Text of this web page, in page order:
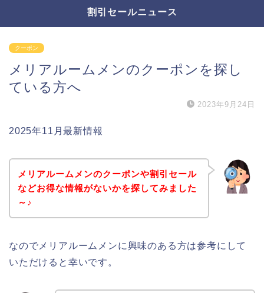
割引セールニュース
クーポン
メリアルームメンのクーポンを探し
ている方へ
2023年9月24日
2025年11月最新情報
メリアルームメンのクーポンや割引セール
などお得な情報がないかを探してみました
～♪
なのでメリアルームメンに興味のある方は参考にして
いただけると幸いです。